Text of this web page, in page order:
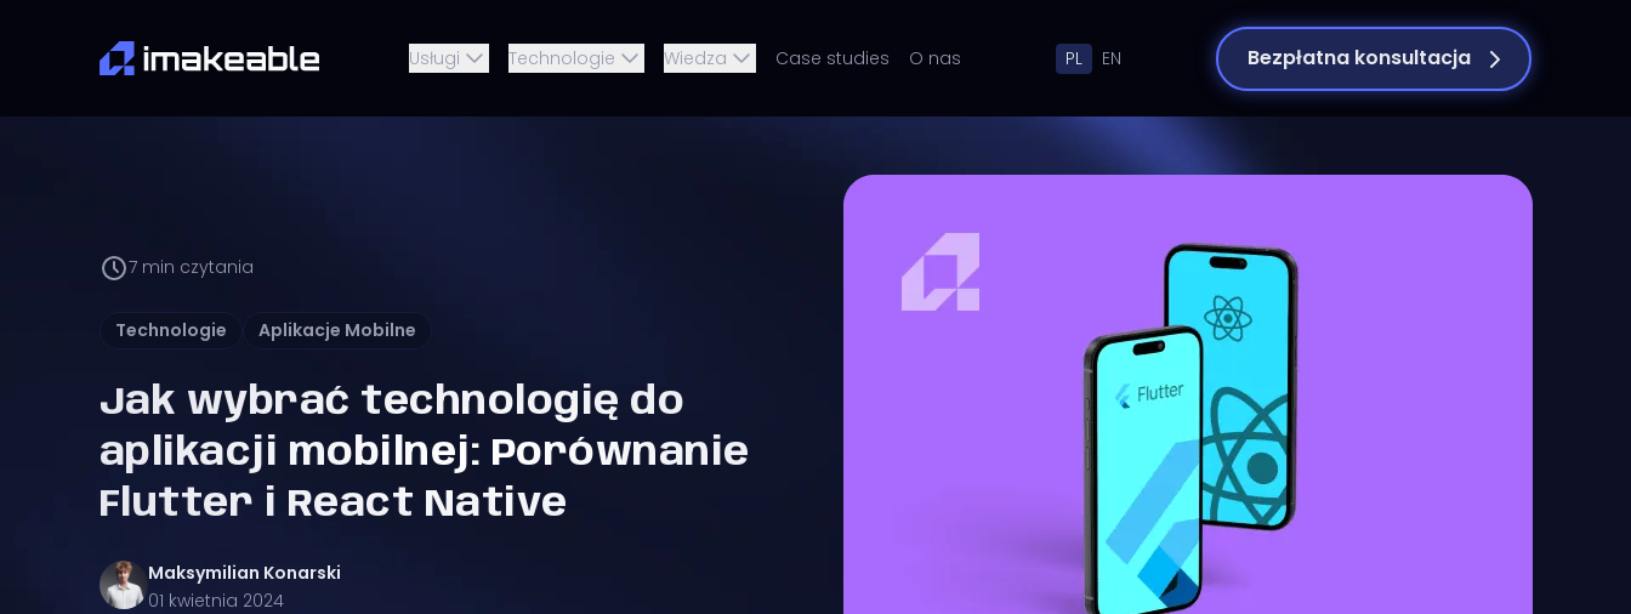
Usługi Technologie Wiedza Case studies O nas PL EN Bezpłatna konsultacja
7 min czytania
Technologie Aplikacje Mobilne
Jak wybrać technologię do
aplikacji mobilnej: Porównanie
Flutter i React Native
Maksymilian Konarski
01 kwietnia 2024